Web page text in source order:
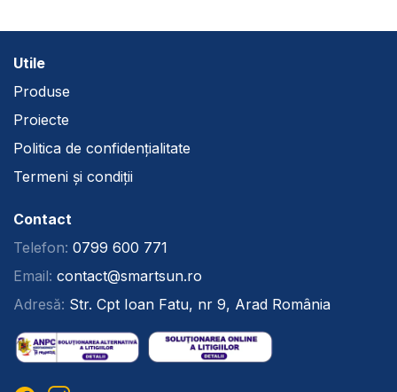
Utile
Produse
Proiecte
Politica de confidențialitate
Termeni și condiții
Contact
Telefon: 0799 600 771
Email: contact@smartsun.ro
Adresă: Str. Cpt Ioan Fatu, nr 9, Arad România